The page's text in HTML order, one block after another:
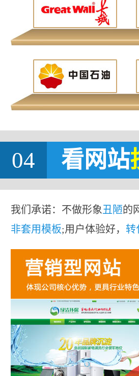
04 看网站
我们承诺：不做形象丑陋的
非套用模板;用户体验好， 转